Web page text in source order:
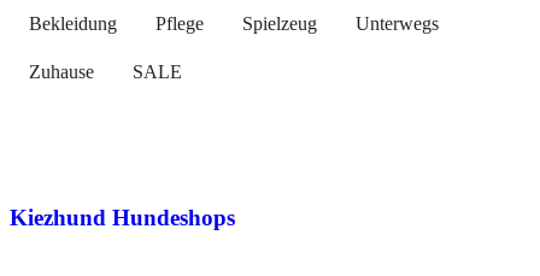
Bekleidung Pflege Spielzeug Unterwegs
Zuhause SALE
Kiezhund Hundeshops